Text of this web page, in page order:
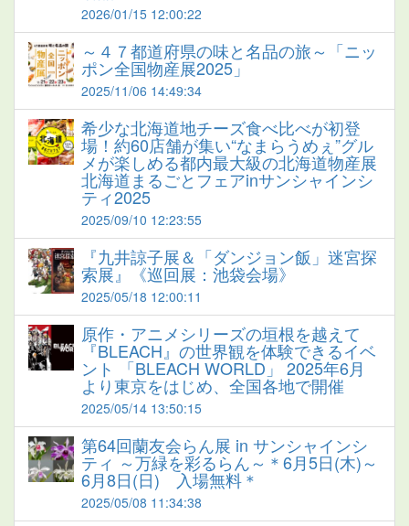
2026/01/15 12:00:22
～４７都道府県の味と名品の旅～「ニッ
ポン全国物産展2025」
2025/11/06 14:49:34
希少な北海道地チーズ食べ比べが初登
場！約60店舗が集い“なまらうめぇ”グル
メが楽しめる都内最大級の北海道物産展
北海道まるごとフェアinサンシャインシ
ティ2025
2025/09/10 12:23:55
『九井諒子展＆「ダンジョン飯」迷宮探
索展』《巡回展：池袋会場》
2025/05/18 12:00:11
原作・アニメシリーズの垣根を越えて
『BLEACH』の世界観を体験できるイベ
ント 「BLEACH WORLD」 2025年6月
より東京をはじめ、全国各地で開催
2025/05/14 13:50:15
第64回蘭友会らん展 in サンシャインシ
ティ ～万緑を彩るらん～＊6月5日(木)～
6月8日(日) 入場無料＊
2025/05/08 11:34:38